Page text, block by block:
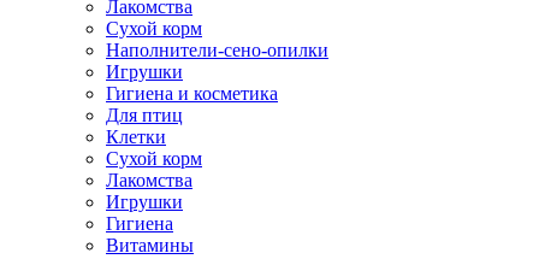
Лакомства
Сухой корм
Наполнители-сено-опилки
Игрушки
Гигиена и косметика
Для птиц
Клетки
Сухой корм
Лакомства
Игрушки
Гигиена
Витамины